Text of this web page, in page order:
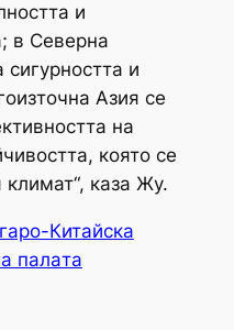
и
в Северна
и
Азия се
на
която се
каза Жу.
Китайска
палaта